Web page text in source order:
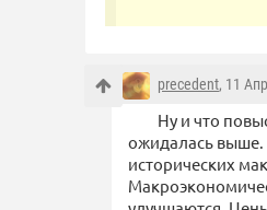
precedent, 11
Ну и что
ожидалась выше.
исторических